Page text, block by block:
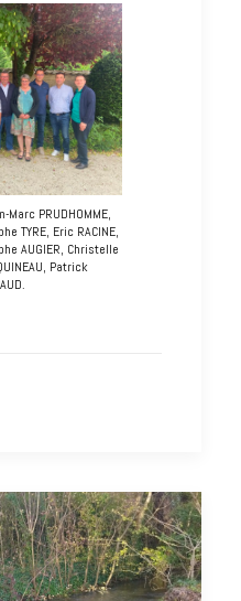
PRUDHOMME,
TYRE, Eric RACINE,
AUGIER, Christelle
Patrick